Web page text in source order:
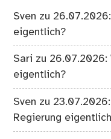
Sven zu
eigentlich?
Sari zu 26.07.2026:
eigentlich?
Sven zu
Regierung